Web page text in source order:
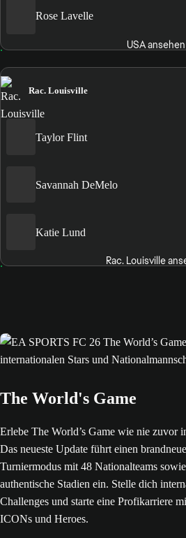
Rose Lavelle
USA ansehen
Rac. Louisville
Taylor Flint
Savannah DeMelo
Katie Lund
Rac. Louisville
The World's Game
Erlebe The World’s Game wie nie
Das neueste Update führt einen
Turniermodus mit 48 Nationalteams
authentische Stadien ein. Stelle dich
Challenges und starte eine Profikarriere
ICONs und Heroes.